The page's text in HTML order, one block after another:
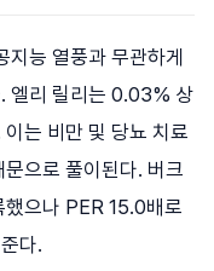
지능 열풍과 무관하게
엘리 릴리는 0.03% 상
는 비만 및 당뇨 치료
으로 풀이된다. 버크
으나 PER 15.0배로
다.